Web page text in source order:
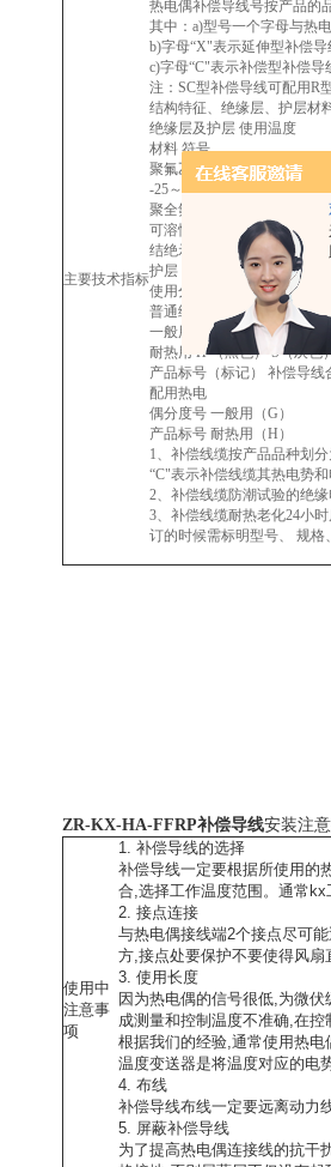
主要技术指标
热电偶补偿导线号按产品的
其中：a)型号一个字母与热
b)字母“X"表示延伸型补偿导
c)字母“C"表示补偿型补偿导
注：SC型补偿导线可配用R
结构特征、绝缘层、护层材
绝缘层及护层 使用温度
材料 符号
聚氟乙烯 PVC -25～70℃
-25～105℃
聚全氟乙丙烯 FEP -60～
可溶性聚四氟乙烯 PFA -60
结绝示意
护层 绝缘层 合金丝 护层 屏
使用分类 标志 允许登记及护
普通级 精密级
一般用 G （黑色） S（灰色
耐热用 H （黑色） S（灰色
产品标号（标记） 补偿导
配用热电
偶分度号 一般用（G）
产品标号 耐热用（H）
1、补偿线缆按产品品种划
“C"表示补偿线缆其热电势
2、补偿线缆防潮试验的绝
3、补偿线缆耐热老化24小
订的时候需标明型号、 规
ZR-KX-HA-FFRP补偿导线安装注
使用中
注意事
项
1. 补偿导线的选择
补偿导线一定要根据所使用的
合,选择工作温度范围。通常
2. 接点连接
与热电偶接线端2个接点尽可
方,接点处要保护不要使得风扇
3. 使用长度
因为热电偶的信号很低,为微
成测量和控制温度不准确,在控
根据我们的经验,通常使用热电
温度变送器是将温度对应的电
4. 布线
补偿导线布线一定要远离动力
5. 屏蔽补偿导线
为了提高热电偶连接线的抗干